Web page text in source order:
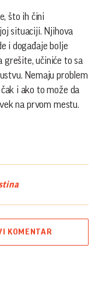
što ih čini
situaciji. Njihova
i događaje bolje
grešite, učiniće to sa
Nemaju problem
i ako to može da
na prvom mestu.
KOMENTAR